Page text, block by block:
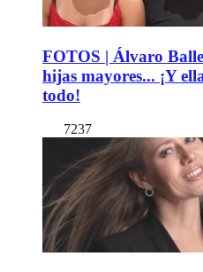
FOTOS | Álvaro
hijas mayores... ¡Y
todo!
7237